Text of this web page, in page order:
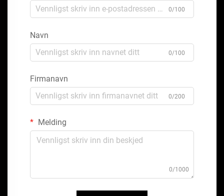
0/100
Navn
0/100
Firmanavn
0/200
Melding
0/1000